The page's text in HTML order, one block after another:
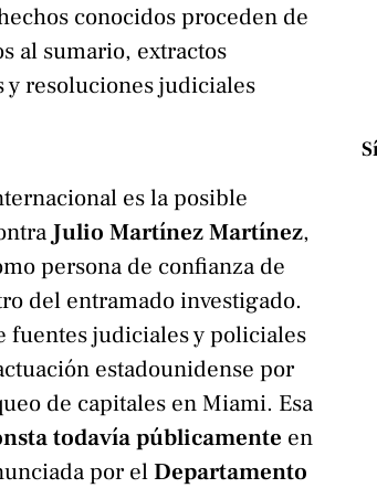
conocidos proceden de
al sumario, extractos
resoluciones judiciales
es la posible
Julio Martínez Martínez,
persona de confianza de
del entramado investigado.
fuentes judiciales y policiales
estadounidense por
de capitales en Miami. Esa
todavía públicamente en
por elDepartamento